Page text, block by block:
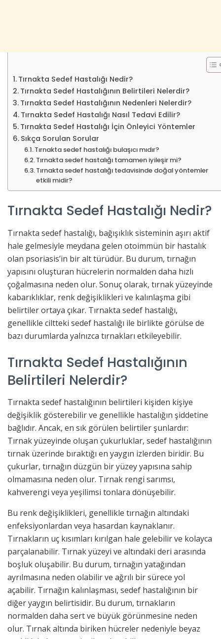
Tırnakta Sedef Hastalığı Nedir?
Tırnakta Sedef Hastalığının Belirtileri Nelerdir?
Tırnakta Sedef Hastalığının Nedenleri Nelerdir?
Tırnakta Sedef Hastalığı Nasıl Tedavi Edilir?
Tırnakta Sedef Hastalığı İçin Önleyici Yöntemler
Sıkça Sorulan Sorular
Tırnakta sedef hastalığı bulaşıcı mıdır?
Tırnakta sedef hastalığı tamamen iyileşir mi?
Tırnakta sedef hastalığı tedavisinde doğal yöntemler
etkili midir?
Tırnakta Sedef Hastalığı Nedir?
Tırnakta sedef hastalığı, bağışıklık sisteminin aşırı aktif
hale gelmesiyle meydana gelen otoimmün bir hastalık
olan psoriasis’in bir alt türüdür. Bu durum, tırnağın
yapısını oluşturan hücrelerin normalden daha hızlı
çoğalmasına neden olur. Sonuç olarak, tırnak yüzeyinde
kabarıklıklar, renk değişiklikleri ve kalınlaşma gibi
belirtiler ortaya çıkar. Tırnakta sedef hastalığı,
genellikle ciltteki sedef hastalığı ile birlikte görülse de
bazı durumlarda yalnızca tırnakları etkileyebilir.
Tırnakta Sedef Hastalığının
Belirtileri Nelerdir?
Tırnakta sedef hastalığının belirtileri kişiden kişiye
değişiklik gösterebilir ve genellikle hastalığın şiddetine
bağlıdır. Ancak, en sık görülen belirtiler şunlardır:
Tırnak yüzeyinde oluşan çukurluklar, sedef hastalığının
tırnak üzerinde bıraktığı en yaygın izlerden biridir. Bu
çukurlar, tırnağın düzgün bir yüzey yapısına sahip
olmamasına neden olur. Tırnak rengi sarımsı,
kahverengi veya yeşilimsi tonlara dönüşebilir.
Bu renk değişiklikleri, genellikle tırnağın altındaki
enfeksiyonlardan veya hasardan kaynaklanır.
Tırnakların uç kısımları kırılgan hale gelebilir ve kolayca
parçalanabilir. Tırnak yüzeyi ve altındaki deri arasında
boşluk oluşabilir. Bu durum, tırnağın yatağından
ayrılmasına neden olabilir ve ağrılı bir sürece yol
açabilir. Tırnağın kalınlaşması, sedef hastalığının bir
diğer yaygın belirtisidir. Bu durum, tırnakların
normalden daha sert ve büyük görünmesine neden
olur. Tırnak altında biriken hücreler nedeniyle beyaz